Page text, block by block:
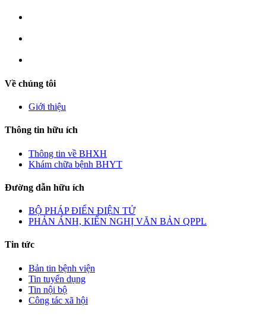
Về chúng tôi
Giới thiệu
Thông tin hữu ích
Thông tin về BHXH
Khám chữa bệnh BHYT
Đường dẫn hữu ích
BỘ PHÁP ĐIỂN ĐIỆN TỬ
PHẢN ÁNH, KIẾN NGHỊ VĂN BẢN QPPL
Tin tức
Bản tin bệnh viện
Tin tuyển dụng
Tin nội bộ
Công tác xã hội